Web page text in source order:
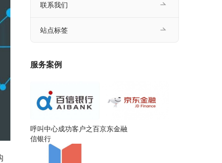
联系我们
站点标签
服务案例
呼叫中心成功客户之百
信银行
京东金融